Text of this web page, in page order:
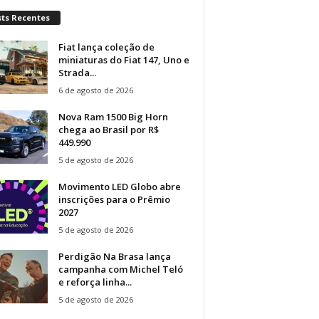
Recentes
Fiat lança coleção de
miniaturas do Fiat 147, Uno e
Strada...
6 de agosto de 2026
Nova Ram 1500 Big Horn
chega ao Brasil por R$
449.990
5 de agosto de 2026
Movimento LED Globo abre
inscrições para o Prêmio
2027
5 de agosto de 2026
Perdigão Na Brasa lança
campanha com Michel Teló
e reforça linha...
5 de agosto de 2026